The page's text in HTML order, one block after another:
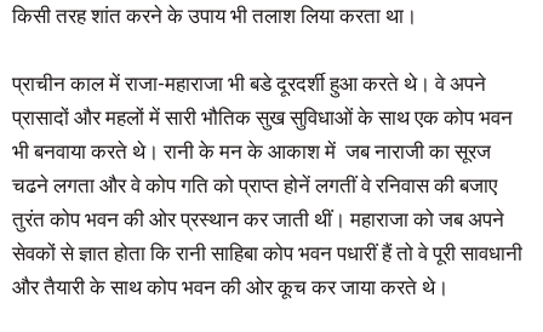
किसी तरह शांत करने के उपाय भी तलाश लिया करता था।
प्राचीन काल में राजा-महाराजा भी बडे दूरदर्शी हुआ करते थे। वे अपने
प्रासादों और महलों में सारी भौतिक सुख सुविधाओं के साथ एक कोप भवन
भी बनवाया करते थे। रानी के मन के आकाश में जब नाराजी का सूरज
चढने लगता और वे कोप गति को प्राप्त होनें लगतीं वे रनिवास की बजाए
तुरंत कोप भवन की ओर प्रस्थान कर जाती थीं। महाराजा को जब अपने
सेवकों से ज्ञात होता कि रानी साहिबा कोप भवन पधारीं हैं तो वे पूरी सावधानी
और तैयारी के साथ कोप भवन की ओर कूच कर जाया करते थे।